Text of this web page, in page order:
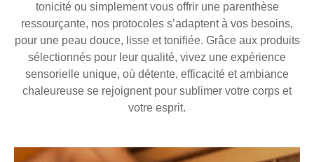
tonicité ou simplement vous offrir une parenthèse
ressourçante, nos protocoles s’adaptent à vos besoins,
pour une peau douce, lisse et tonifiée. Grâce aux produits
sélectionnés pour leur qualité, vivez une expérience
sensorielle unique, où détente, efficacité et ambiance
chaleureuse se rejoignent pour sublimer votre corps et
votre esprit.